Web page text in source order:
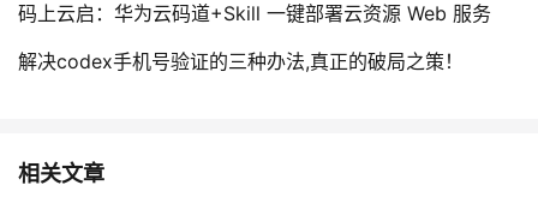
码上云启：华为云码道+Skill 一键部署云资源 Web 服务
解决codex手机号验证的三种办法,真正的破局之策！
相关文章